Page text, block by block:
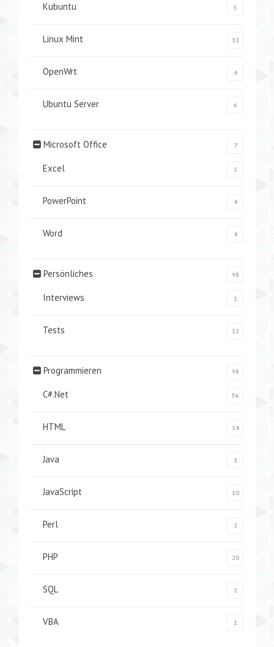
Kubuntu 5
Linux Mint 12
OpenWrt 4
Ubuntu Server 6
Microsoft Office 7
Excel 1
PowerPoint 4
Word 4
Persönliches 98
Interviews 1
Tests 11
Programmieren 98
C#.Net 56
HTML 14
Java 3
JavaScript 10
Perl 2
PHP 20
SQL 2
VBA 1